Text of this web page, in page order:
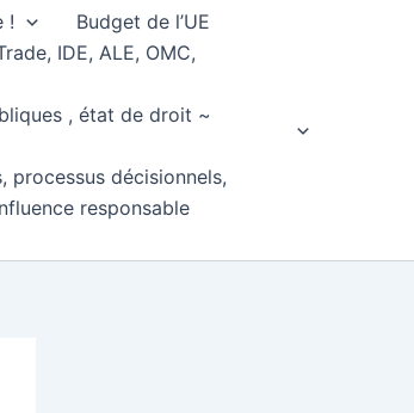
!
Budget de l’UE
IDE, ALE, OMC,
, état de droit ~
processus décisionnels,
responsable